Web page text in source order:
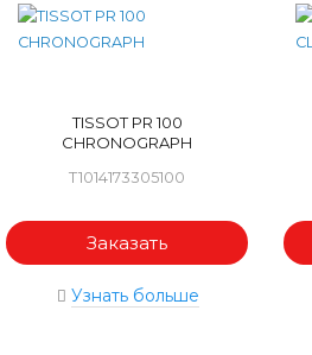
TISSOT PR 100
CHRONOGRAPH
T1014173305100
Заказать
Узнать больше